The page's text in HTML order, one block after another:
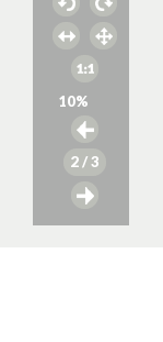
10%
2/ 3